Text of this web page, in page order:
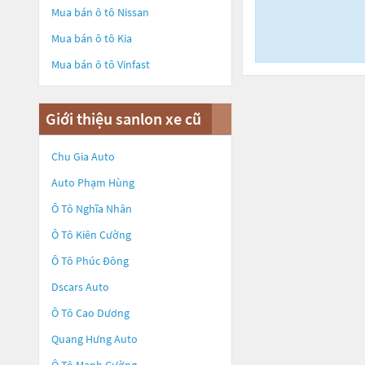
Mua bán ô tô Nissan
Mua bán ô tô Kia
Mua bán ô tô Vinfast
Giới thiệu sanlon xe cũ
Chu Gia Auto
Auto Phạm Hùng
Ô Tô Nghĩa Nhân
Ô Tô Kiên Cường
Ô Tô Phúc Đông
Dscars Auto
Ô Tô Cao Dương
Quang Hưng Auto